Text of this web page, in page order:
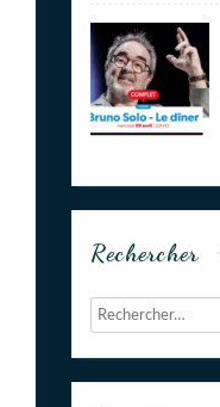
Rechercher